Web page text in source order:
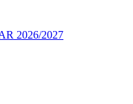
2026/2027